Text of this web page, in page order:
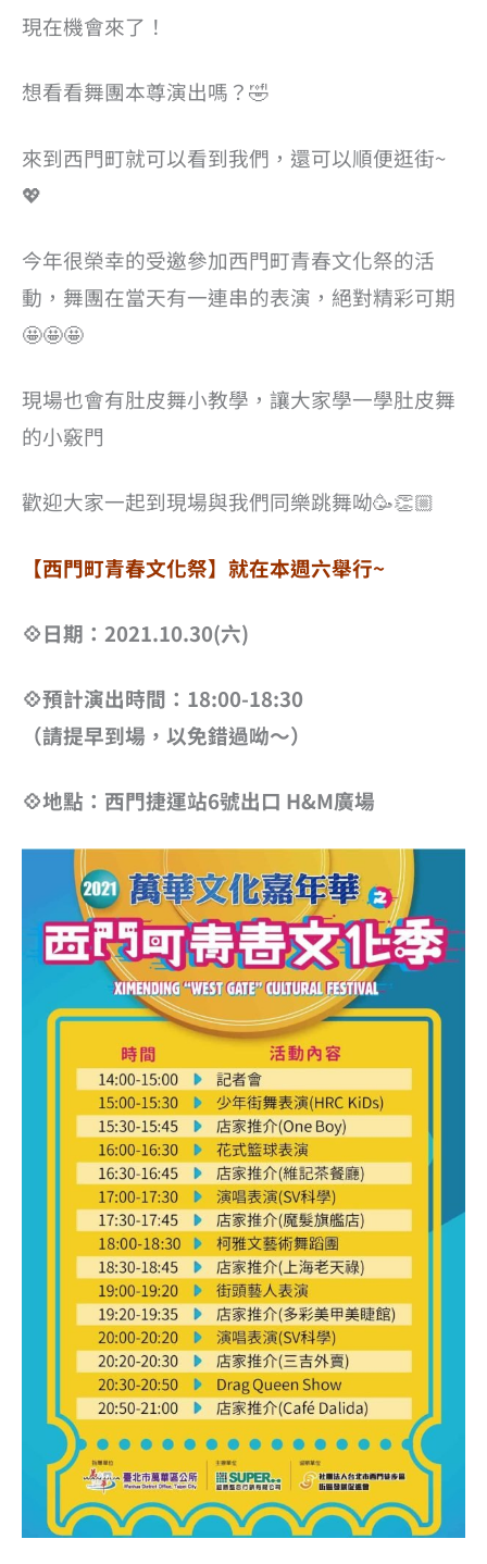
現在機會來了！
想看看舞團本尊演出嗎？🤣
來到西門町就可以看到我們，還可以順便逛街~
💖
今年很榮幸的受邀參加西門町青春文化祭的活
動，舞團在當天有一連串的表演，絕對精彩可期
🤩🤩🤩
現場也會有肚皮舞小教學，讓大家學一學肚皮舞
的小竅門
歡迎大家一起到現場與我們同樂跳舞呦🥳👏🏼
【西門町青春文化祭】就在本週六舉行~
💠日期：2021.10.30(六)
💠預計演出時間：18:00-18:30
（請提早到場，以免錯過呦～）
💠地點：西門捷運站6號出口 H&M廣場